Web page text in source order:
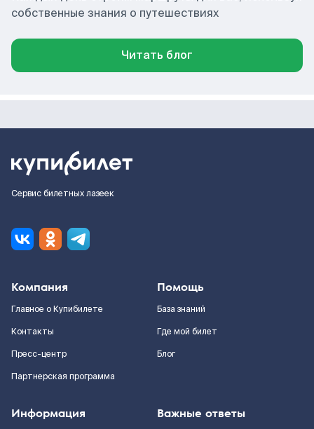
собственные знания о путешествиях
Читать блог
Сервис билетных лазеек
Компания
Главное о Купибилете
Контакты
Пресс-центр
Партнерская программа
Помощь
База знаний
Где мой билет
Блог
Информация Важные ответы